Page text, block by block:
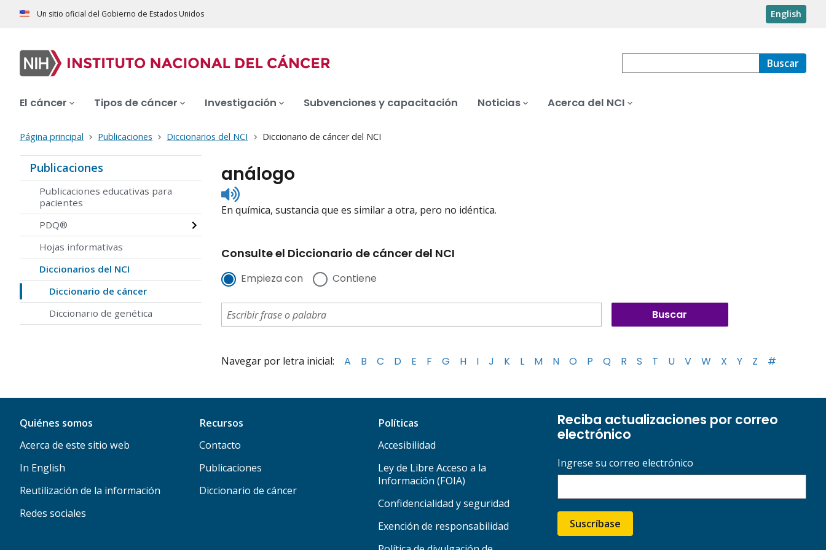
Un sitio oficial del Gobierno de Estados Unidos English
Buscar
El cáncer Tipos de cáncer Investigación Subvenciones y capacitación Noticias Acerca del NCI
Página principal Publicaciones Diccionarios del NCI Diccionario de cáncer del NCI
Publicaciones
Publicaciones educativas para
pacientes
PDQ®
Hojas informativas
Diccionarios del NCI
Diccionario de cáncer
Diccionario de genética
análogo
Listen
to
pronunciation
En química, sustancia que es similar a otra, pero no idéntica.
Consulte el Diccionario de cáncer del NCI
Empieza con Contiene
Navegar por letra inicial: A B C D E F G H I J K L M N O P Q R S T U V W X Y Z #
Quiénes somos
Acerca de este sitio web
In English
Reutilización de la información
Redes sociales
Recursos
Contacto
Publicaciones
Diccionario de cáncer
Políticas
Accesibilidad
Ley de Libre Acceso a la
Información (FOIA)
Confidencialidad y seguridad
Exención de responsabilidad
Reciba actualizaciones por correo
electrónico
Ingrese su correo electrónico
Suscríbase